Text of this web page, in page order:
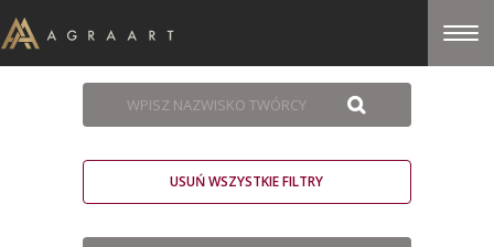
USUŃ WSZYSTKIE FILTRY